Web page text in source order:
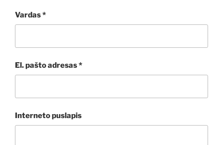
Vardas*
El. pašto adresas*
Interneto puslapis